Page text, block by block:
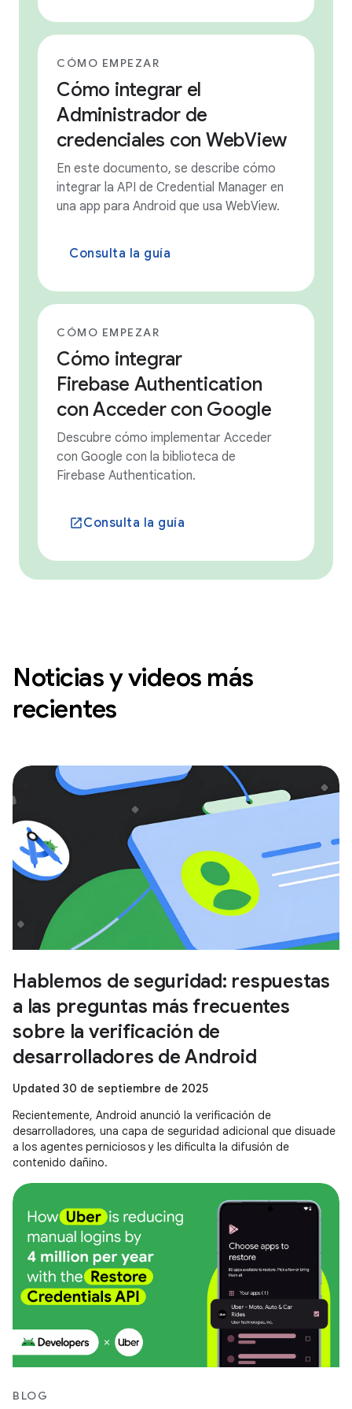
CÓMO EMPEZAR
Cómo integrar el
Administrador de
credenciales con WebView
En este documento, se describe cómo
integrar la API de Credential Manager en
una app para Android que usa WebView.
Consulta la guía
CÓMO EMPEZAR
Cómo integrar
Firebase Authentication
con Acceder con Google
Descubre cómo implementar Acceder
con Google con la biblioteca de
Firebase Authentication.
launchConsulta la guía
Noticias y videos más
recientes
Hablemos de seguridad: respuestas
a las preguntas más frecuentes
sobre la verificación de
desarrolladores de Android
Updated 30 de septiembre de 2025
Recientemente, Android anunció la verificación de
desarrolladores, una capa de seguridad adicional que disuade
a los agentes perniciosos y les dificulta la difusión de
contenido dañino.
BLOG